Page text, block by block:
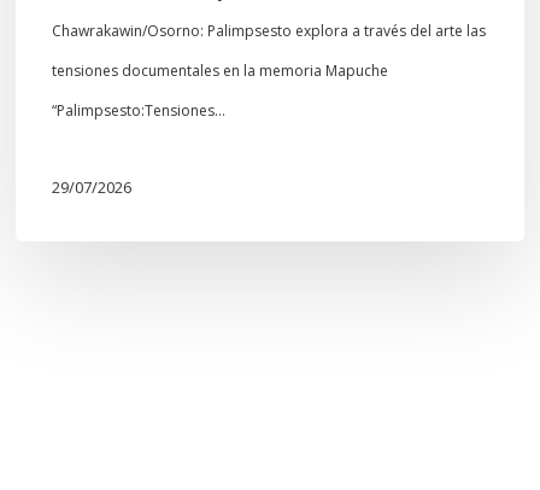
Chawrakawin/Osorno: Palimpsesto explora a través del arte las
tensiones documentales en la memoria Mapuche
“Palimpsesto:Tensiones…
29/07/2026